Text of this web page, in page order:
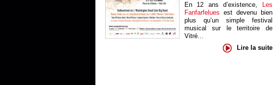
En 12 ans d’existence, Les
Fanfarfelues est devenu bien
plus qu’un simple festival
musical sur le territoire de
Vitré...
Lire la suite